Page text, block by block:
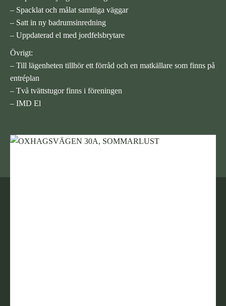
– Spacklat och målat samtliga väggar
– Satt in ny badrumsinredning
– Uppdaterad el med jordfelsbrytare
Övrigt:
– Till lägenheten tillhör ett förråd och en matkällare som finns på
entréplan
– Två tvättstugor finns i föreningen
– IMD El